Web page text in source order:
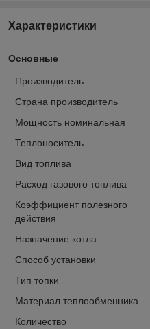
Характеристики
Основные
Производитель
Страна производитель
Мощность номинальная
Теплоноситель
Вид топлива
Расход газового топлива
Коэффициент полезного
действия
Назначение котла
Способ установки
Тип топки
Материал теплообменника
Количество